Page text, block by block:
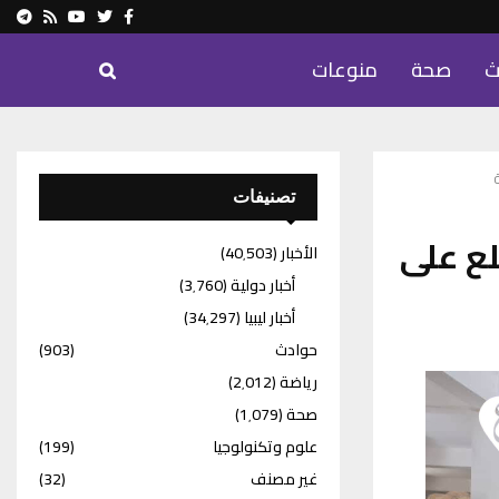
Facebook
Twitter
Youtube
Rss
صحة منوعات
على
تصنيفات
الأخبار(40٬503)
أخبار دولية(3٬760)
أخبار ليبيا(34٬297)
حوادث
(903)
رياضة(2٬012)
صحة(1٬079)
علوم وتكنولوجيا
(199)
غير مصنف
(32)